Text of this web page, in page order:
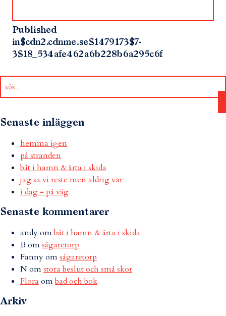
Published
in$cdn2.cdnme.se$1479173$7-
3$18_534afe462a6b228b6a295c6f
Senaste inläggen
hemma igen
på stranden
båt i hamn & ärta i skida
jag sa vi reste men aldrig var
i dag = på väg
Senaste kommentarer
andyombåt i hamn & ärta i skida
B omsågaretorp
Fannyomsågaretorp
Nomstora beslut och små skor
Flora ombad och bok
Arkiv